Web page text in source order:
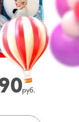
руб.